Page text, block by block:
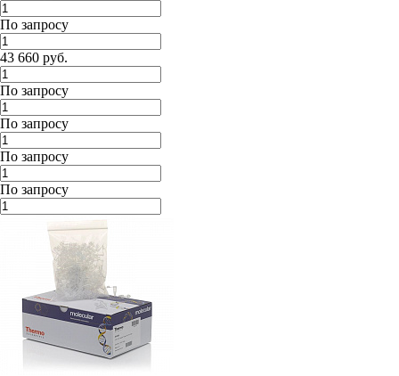
По запросу
43 660 руб.
По запросу
По запросу
По запросу
По запросу